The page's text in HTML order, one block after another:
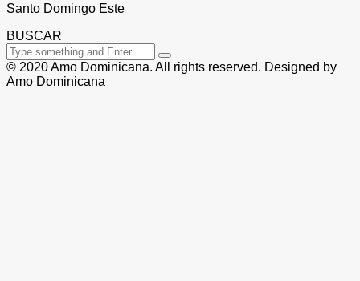
Santo Domingo Este
BUSCAR
© 2020 Amo Dominicana. All rights reserved. Designed by
Amo Dominicana